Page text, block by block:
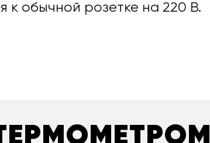
к обычной розетке на 220 В.